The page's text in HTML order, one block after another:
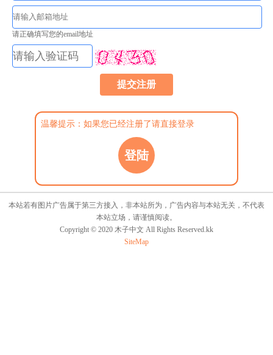
请正确填写您的email地址
温馨提示：如果您已经注册了请直接登录
登陆
本站若有图片广告属于第三方接入，非本站所为，广告内容与本站无关，不代表
本站立场，请谨慎阅读。
Copyright © 2020 木子中文 All Rights Reserved.kk
SiteMap